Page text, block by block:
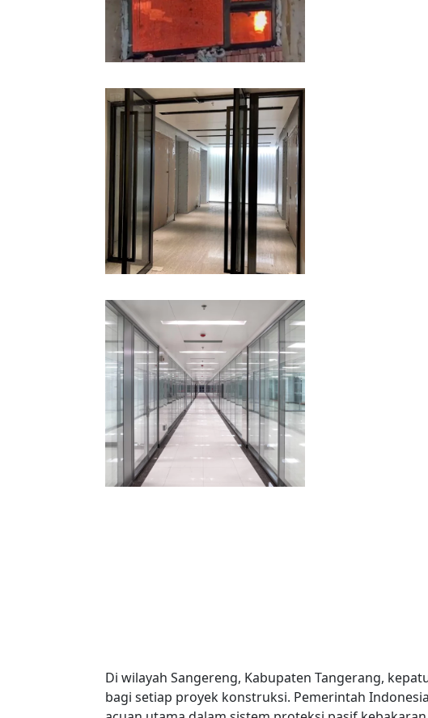
Di wilayah Sangereng, Kabupaten Tangerang,
bagi setiap proyek konstruksi. Pemerintah